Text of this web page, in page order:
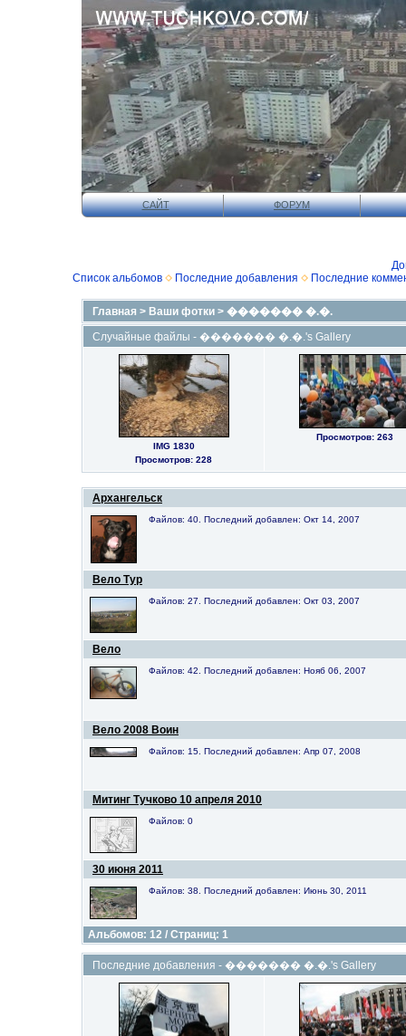
САЙТ ФОРУМ
Список альбомов
Последние добавления Последние
Главная > Ваши фотки > ������� �.�.
Случайные файлы - ������� �.�.'s Gallery
IMG 1830
Просмотров: 228
Просмотров: 263
Архангельск
Файлов: 40. Последний добавлен: Окт 14, 2007
Вело Тур
Файлов: 27. Последний добавлен: Окт 03, 2007
Вело
Файлов: 42. Последний добавлен: Нояб 06, 2007
Вело 2008 Воин
Файлов: 15. Последний добавлен: Апр 07, 2008
Митинг Тучково 10 апреля 2010
Файлов: 0
30 июня 2011
Файлов: 38. Последний добавлен: Июнь 30, 2011
Альбомов: 12 / Страниц: 1
Последние добавления - ������� �.�.'s Gallery